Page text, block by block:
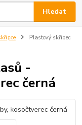
Hledat
Plastový skřipec
-
černá